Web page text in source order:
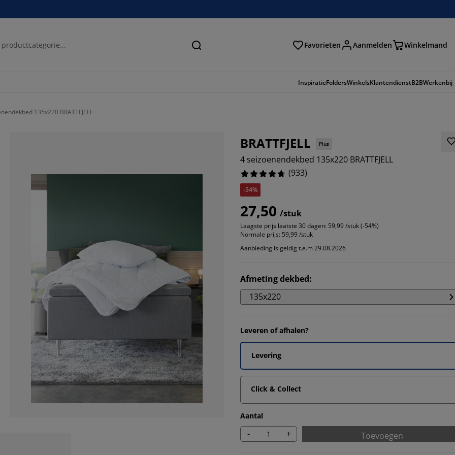
Zoeken Favorieten Aanmelden Winkelmand
InspiratieFoldersWinkelsKlantendienstB2BWerkenbij
135x220 BRATTFJELL
BRATTFJELL Plus
4 seizoenendekbed 135x220 BRATTFJELL
(933)
-54%
27,50 /stuk
Laagste prijs laatste 30 dagen: 59,99 /stuk (-54%)
Normale prijs: 59,99 /stuk
Aanbieding is geldig t.e.m 29.08.2026
Afmeting dekbed:
135x220
Leveren of afhalen?
Levering
Click & Collect
Aantal
- + Toevoegen
82.42229367631298%
10.503751339764202%
4.180064308681672%
0.857449088960343%
2.0364415862808145%